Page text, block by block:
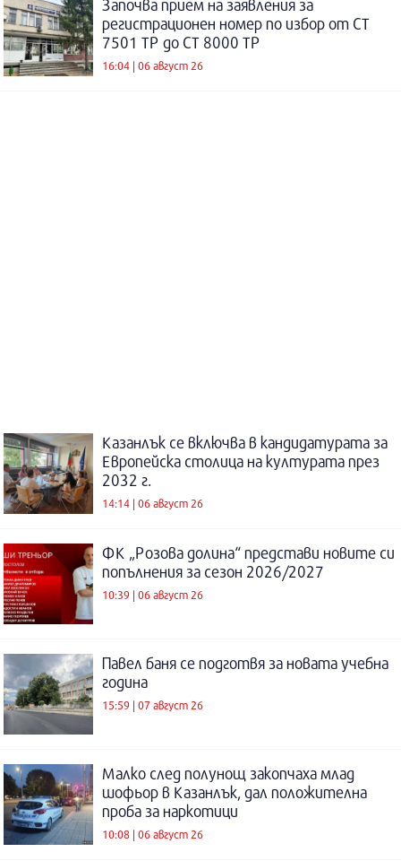
Започва прием на заявления за
регистрационен номер по избор от СТ
7501 ТР до СТ 8000 ТР
16:04 | 06 август 26
Казанлък се включва в кандидатурата за
Европейска столица на културата през
2032 г.
14:14 | 06 август 26
ФК „Розова долина“ представи новите си
попълнения за сезон 2026/2027
10:39 | 06 август 26
Павел баня се подготвя за новата учебна
година
15:59 | 07 август 26
Малко след полунощ закопчаха млад
шофьор в Казанлък, дал положителна
проба за наркотици
10:08 | 06 август 26